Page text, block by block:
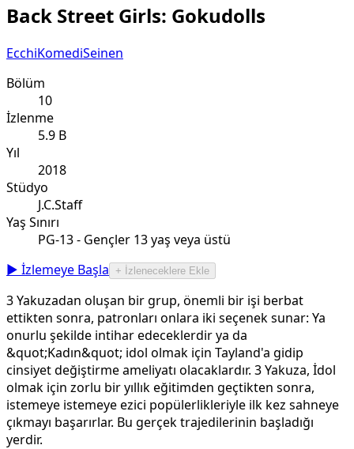
Back Street Girls: Gokudolls
EcchiKomediSeinen
Bölüm
10
İzlenme
5.9 B
Yıl
2018
Stüdyo
J.C.Staff
Yaş Sınırı
PG-13 - Gençler 13 yaş veya üstü
▶ İzlemeye Başla
+ İzleneceklere Ekle
3 Yakuzadan oluşan bir grup, önemli bir işi berbat
ettikten sonra, patronları onlara iki seçenek sunar: Ya
onurlu şekilde intihar edeceklerdir ya da
&quot;Kadın&quot; idol olmak için Tayland'a gidip
cinsiyet değiştirme ameliyatı olacaklardır. 3 Yakuza, İdol
olmak için zorlu bir yıllık eğitimden geçtikten sonra,
istemeye istemeye ezici popülerlikleriyle ilk kez sahneye
çıkmayı başarırlar. Bu gerçek trajedilerinin başladığı
yerdir.